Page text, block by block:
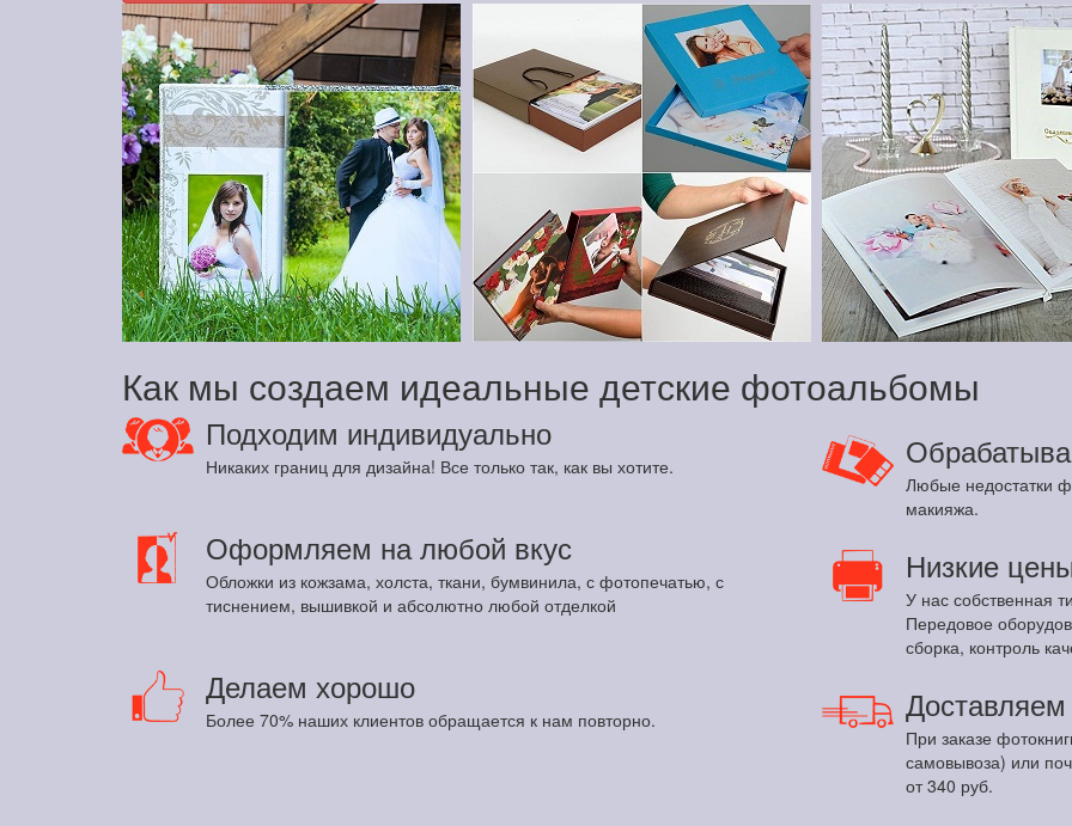
Как мы создаем идеальные детские фотоальбомы
Подходим индивидуально
Никаких границ для дизайна! Все только так, как вы хотите.
Любые недостатки
макияжа.
Оформляем на любой вкус
Обложки из кожзама, холста, ткани, бумвинила, с фотопечатью, с
тиснением, вышивкой и абсолютно любой отделкой
Низкие
У нас собственная
Передовое
сборка, контроль
Делаем хорошо
Более 70% наших клиентов обращается к нам повторно.
При заказе
самовывоза) или
от 340 руб.